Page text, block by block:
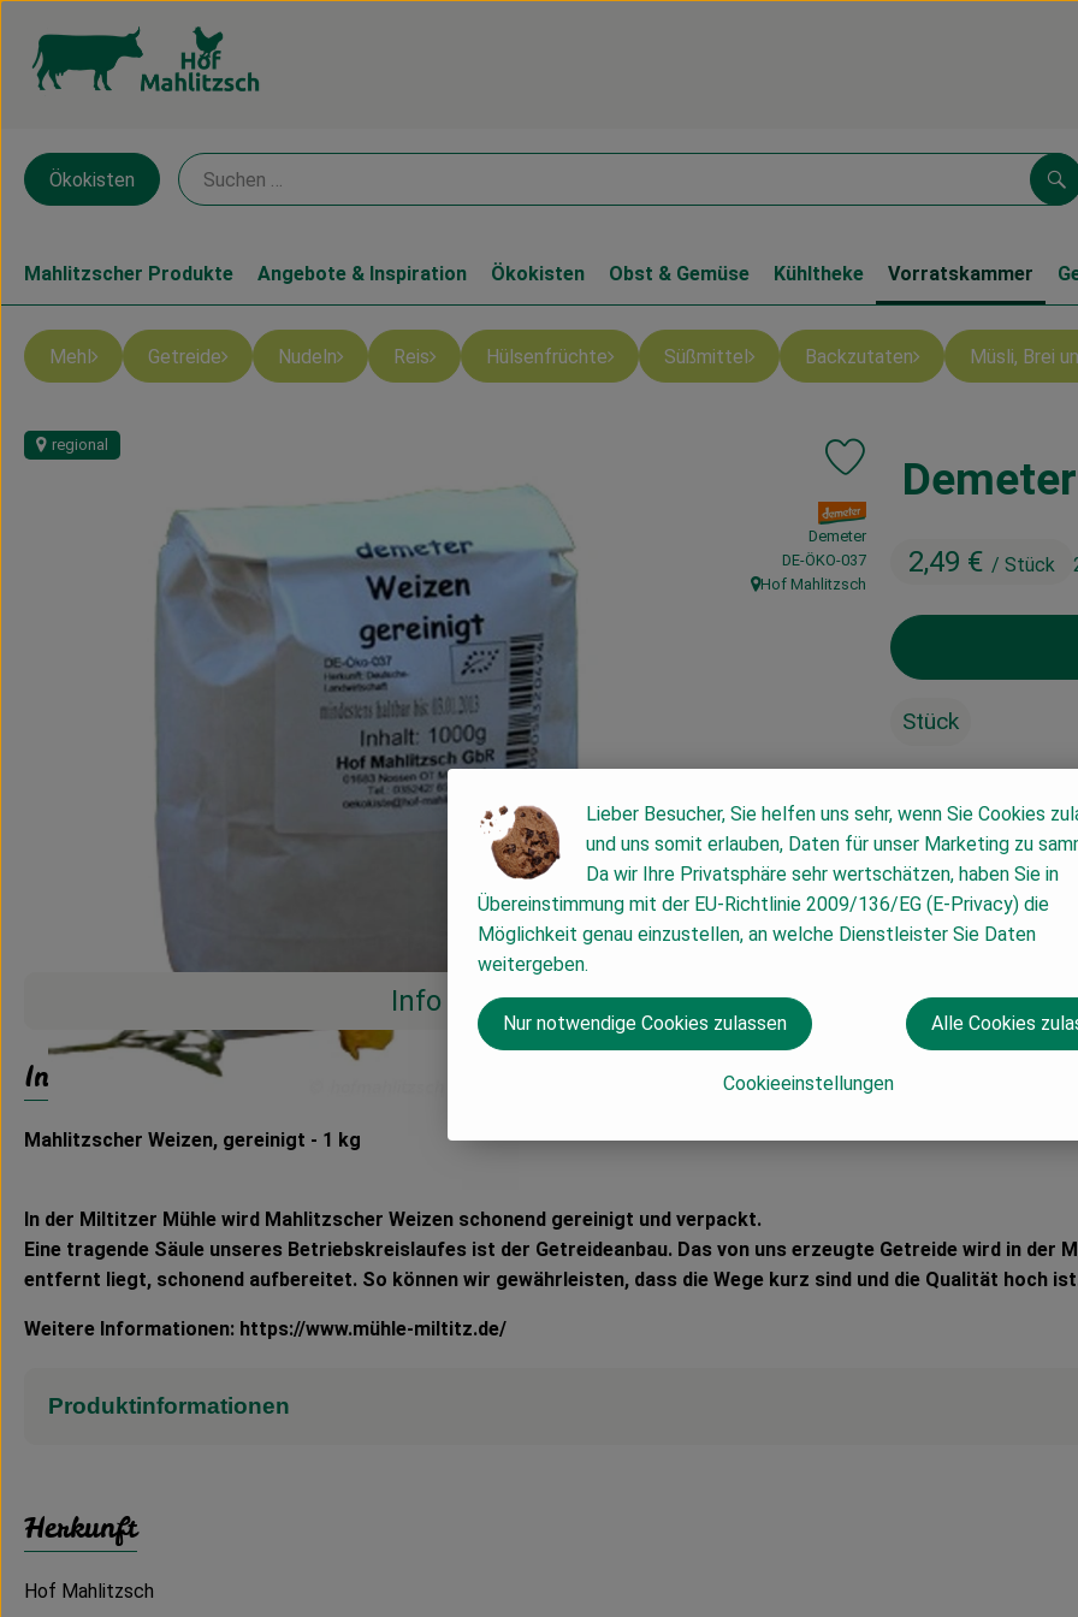
Ökokisten
Mahlitzscher Produkte Angebote & Inspiration Ökokisten Obst & Gemüse Kühltheke Vorratskammer
Mehl Getreide Nudeln Reis Hülsenfrüchte Süßmittel Backzutaten Müsli, Brei
2,49 € / Stück
regional
Produkt zu Favouriten
, Verband:
Demeter
, Kontrollstelle:
DE-ÖKO-037
, Herkunft:
Hof Mahlitzsch
Stück
#2805 2,49 €/ Stück
Info
Info
Mahlitzscher Weizen, gereinigt - 1 kg
In der Miltitzer Mühle wird Mahlitzscher Weizen schonend gereinigt und verpackt.
Eine tragende Säule unseres Betriebskreislaufes ist der Getreideanbau. Das von uns erzeugte Getreide wird in der
entfernt liegt, schonend aufbereitet. So können wir gewährleisten, dass die Wege kurz sind und die Qualität hoch
Weitere Informationen: https://www.mühle-miltitz.de/
Produktinformationen
Herkunft
Hof Mahlitzsch
Lieber Besucher, Sie helfen uns sehr, wenn Sie Cookies
und uns somit erlauben, Daten für unser Marketing zu
Da wir Ihre Privatsphäre sehr wertschätzen, haben Sie in
Übereinstimmung mit der EU-Richtlinie 2009/136/EG (E-Privacy) die
Möglichkeit genau einzustellen, an welche Dienstleister Sie Daten
weitergeben.
Cookieeinstellungen
Nur notwendige Cookies zulassen Alle Cookies